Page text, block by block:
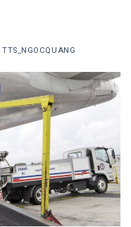
TTS_NGOCQUANG